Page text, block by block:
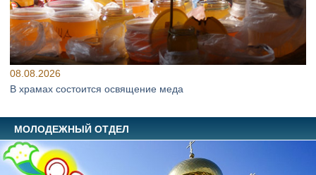
08.08.2026
В храмах состоится освящение меда
МОЛОДЕЖНЫЙ ОТДЕЛ